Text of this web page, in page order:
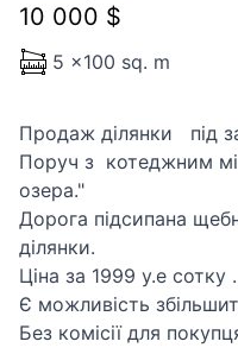
10 000 $
5 x100 sq. m
Продаж ділянки під
Поруч з котеджним
озера."
Дорога підсипана
ділянки.
Ціна за 1999 у.е сотку .
Є можливість
Без комісії для